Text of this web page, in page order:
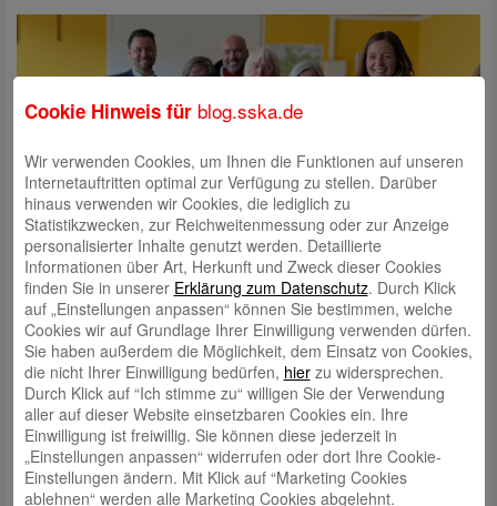
Hinten v.l.n.r.: David Sonnleitner, Schulleiter St. Max Grundschule, Irene
Holley, Lernpatin, Martin Schenkelberg, Sozialreferent der Stadt
Augsburg, Sigrid Goetze und Astrid Mangold, Lernpatinnen, Mareen
Werthefrongel, Freiwilligen Zentrum. Vorne v.l.n.r.: Herta Hiemer,
Vorsitzende Förderverein des Freiwilligen Zentrums, Rolf Settelmeier,
Stiftungsratsvorsitzender Stiftung Aufwind und Vorstandsvorsitzender
der Stadtsparkasse Augsburg und Martina Wild, Bürgermeisterin und
Bildungsreferentin der Stadt Augsburg.
Cookie Hinweis für blog.sska.de
Wir verwenden Cookies, um Ihnen die Funktionen auf unseren
Internetauftritten optimal zur Verfügung zu stellen. Darüber
hinaus verwenden wir Cookies, die lediglich zu
Statistikzwecken, zur Reichweitenmessung oder zur Anzeige
personalisierter Inhalte genutzt werden. Detaillierte
Informationen über Art, Herkunft und Zweck dieser Cookies
finden Sie in unserer Erklärung zum Datenschutz. Durch Klick
auf „Einstellungen anpassen“ können Sie bestimmen, welche
Cookies wir auf Grundlage Ihrer Einwilligung verwenden dürfen.
Sie haben außerdem die Möglichkeit, dem Einsatz von Cookies,
die nicht Ihrer Einwilligung bedürfen, hierzu widersprechen.
Durch Klick auf “Ich stimme zu“ willigen Sie der Verwendung
aller auf dieser Website einsetzbaren Cookies ein. Ihre
Einwilligung ist freiwillig. Sie können diese jederzeit in
„Einstellungen anpassen“ widerrufen oder dort Ihre Cookie-
Einstellungen ändern. Mit Klick auf “Marketing Cookies
ablehnen“ werden alle Marketing Cookies abgelehnt.